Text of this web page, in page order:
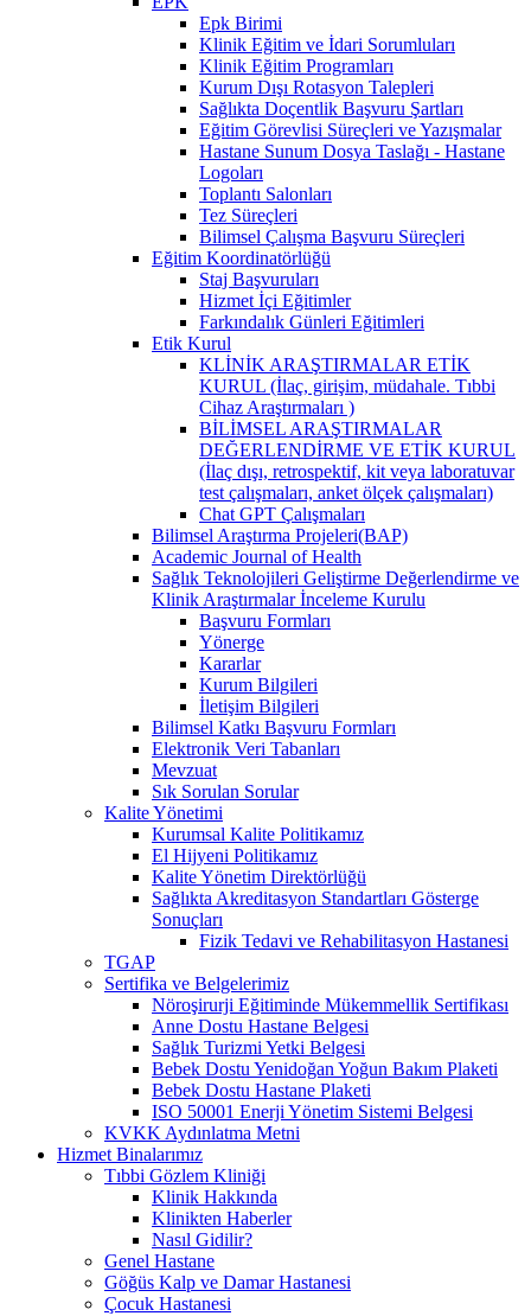
Epk Birimi
Klinik Eğitim ve İdari Sorumluları
Klinik Eğitim Programları
Kurum Dışı Rotasyon Talepleri
Sağlıkta Doçentlik Başvuru Şartları
Eğitim Görevlisi Süreçleri ve Yazışmalar
Hastane Sunum Dosya Taslağı - Hastane
Logoları
Toplantı Salonları
Tez Süreçleri
Bilimsel Çalışma Başvuru Süreçleri
Eğitim Koordinatörlüğü
Staj Başvuruları
Hizmet İçi Eğitimler
Farkındalık Günleri Eğitimleri
Etik Kurul
KLİNİK ARAŞTIRMALAR ETİK
KURUL (İlaç, girişim, müdahale. Tıbbi
Cihaz Araştırmaları )
BİLİMSEL ARAŞTIRMALAR
DEĞERLENDİRME VE ETİK KURUL
(İlaç dışı, retrospektif, kit veya laboratuvar
test çalışmaları, anket ölçek çalışmaları)
Chat GPT Çalışmaları
Bilimsel Araştırma Projeleri(BAP)
Academic Journal of Health
Sağlık Teknolojileri Geliştirme Değerlendirme ve
Klinik Araştırmalar İnceleme Kurulu
Başvuru Formları
Yönerge
Kararlar
Kurum Bilgileri
İletişim Bilgileri
Bilimsel Katkı Başvuru Formları
Elektronik Veri Tabanları
Mevzuat
Sık Sorulan Sorular
Kalite Yönetimi
Kurumsal Kalite Politikamız
El Hijyeni Politikamız
Kalite Yönetim Direktörlüğü
Sağlıkta Akreditasyon Standartları Gösterge
Sonuçları
Fizik Tedavi ve Rehabilitasyon Hastanesi
TGAP
Sertifika ve Belgelerimiz
Nöroşirurji Eğitiminde Mükemmellik Sertifikası
Anne Dostu Hastane Belgesi
Sağlık Turizmi Yetki Belgesi
Bebek Dostu Yenidoğan Yoğun Bakım Plaketi
Bebek Dostu Hastane Plaketi
ISO 50001 Enerji Yönetim Sistemi Belgesi
KVKK Aydınlatma Metni
Hizmet Binalarımız
Tıbbi Gözlem Kliniği
Klinik Hakkında
Klinikten Haberler
Nasıl Gidilir?
Genel Hastane
Göğüs Kalp ve Damar Hastanesi
Çocuk Hastanesi